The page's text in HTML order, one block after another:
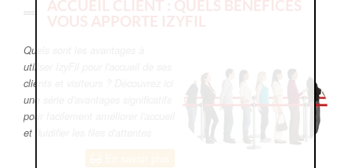
ACCUEIL CLIENT : QUELS BÉNÉFICES
VOUS APPORTE IZYFIL
Quels sont les avantages à
utiliser IzyFil pour l'accueil de ses
clients et visiteurs ? Découvrez ici
une série d'avantages significatifs
pour facilement améliorer l'accueil
et fluidifier les files d'attentes